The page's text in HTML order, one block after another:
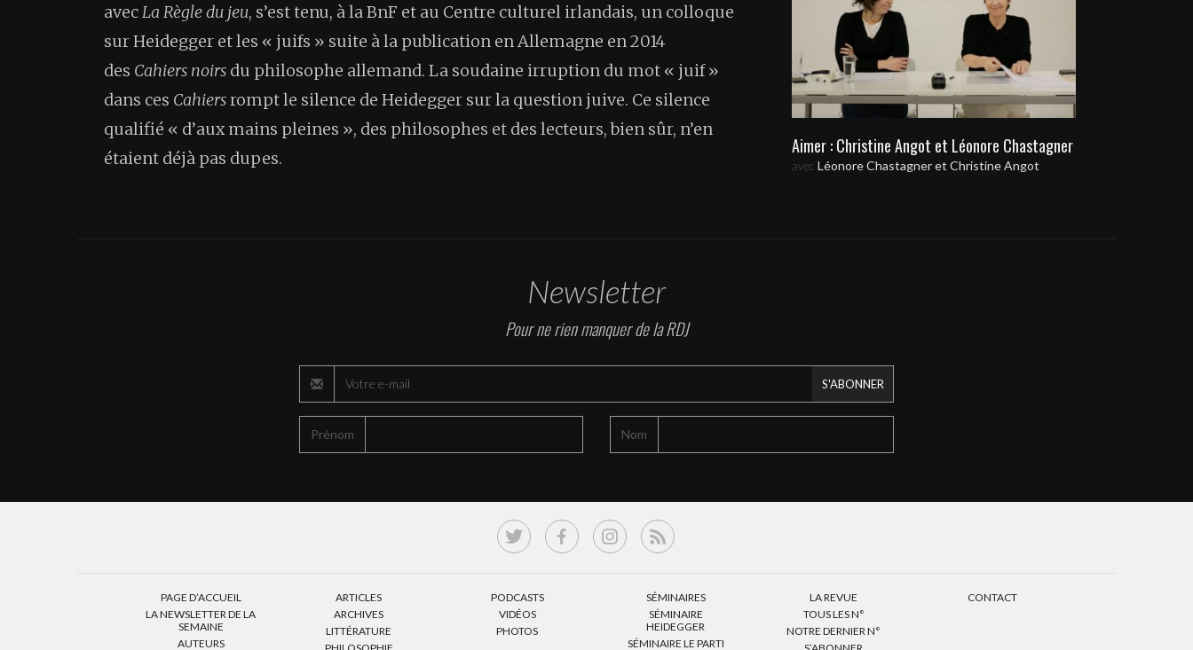
avecLa Règle du jeu, s’est tenu, à la BnF et au Centre culturel irlandais, un colloque
sur Heidegger et les « juifs » suite à la publication en Allemagne en 2014
des Cahiers noirs du philosophe allemand. La soudaine irruption du mot « juif »
dans ces Cahiersrompt le silence de Heidegger sur la question juive. Ce silence
qualifié « d’aux mains pleines », des philosophes et des lecteurs, bien sûr, n’en
étaient déjà pas dupes.
Aimer : Christine Angot et Léonore Chastagner
avec Léonore Chastagner et Christine Angot
Newsletter
Pour ne rien manquer de la RDJ
S'ABONNER
Prénom Nom
PAGE D’ACCUEIL
LA NEWSLETTER DE LA
SEMAINE
AUTEURS
ARTICLES
ARCHIVES
LITTÉRATURE
PODCASTS
VIDÉOS
PHOTOS
SÉMINAIRES
SÉMINAIRE
HEIDEGGER
SÉMINAIRE LE PARTI
LA REVUE
TOUS LES N°
NOTRE DERNIER N°
CONTACT